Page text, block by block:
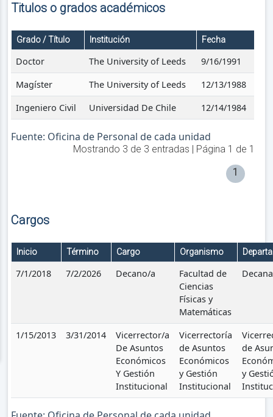
Titulos o grados académicos
Grado / Título Institución Fecha
Doctor The University of Leeds
9/16/1991
Magíster
The University of Leeds
12/13/1988
Ingeniero Civil
Universidad De Chile 12/14/1984
Fuente: Oficina de Personal de cada unidad
Mostrando 3 de 3 entradas | Página 1 de 1
1
Cargos
Inicio Término Cargo Organismo
7/1/2018 7/2/2026 Decano/a
Facultad de
Ciencias
Físicas y
Matemáticas
1/15/2013 3/31/2014
Vicerrector/a
De Asuntos
Económicos
Y Gestión
Institucional
Vicerrectoría
de Asuntos
Económicos
y Gestión
Institucional
de
y